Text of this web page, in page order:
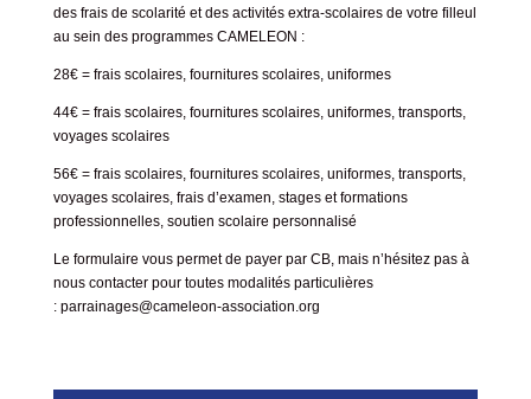
des frais de scolarité et des activités extra-scolaires de votre filleul
au sein des programmes CAMELEON :
28€ = frais scolaires, fournitures scolaires, uniformes
44€ = frais scolaires, fournitures scolaires, uniformes, transports,
voyages scolaires
56€ = frais scolaires, fournitures scolaires, uniformes, transports,
voyages scolaires, frais d’examen, stages et formations
professionnelles, soutien scolaire personnalisé
Le formulaire vous permet de payer par CB, mais n’hésitez pas à
nous contacter pour toutes modalités particulières
: parrainages@cameleon-association.org